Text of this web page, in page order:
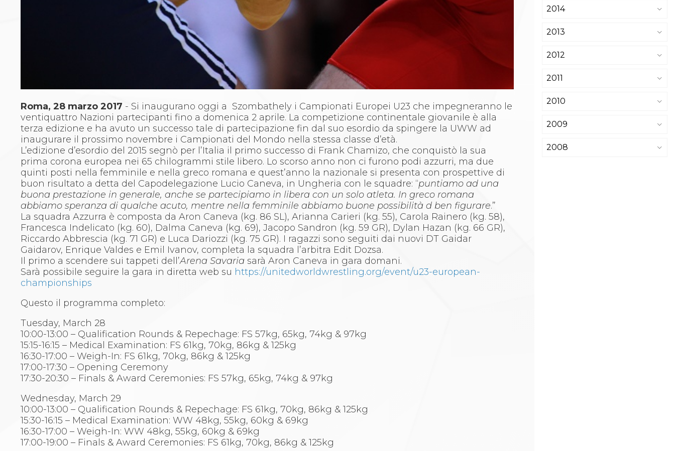
Cerca Società Sportive
Galleria Fotografica
Video
Partners
Trasparenza
FIJLKAM trasparente
Amministrazione
Avvisi
Gare d’Appalto
Whistleblowing
Judo
La disciplina
News
Attività Didattica
Gare e Risultati
Albi Federali
Arbitri
News
Attività Didattica
Albi Federali
Karate
La disciplina
News
Gare e Risultati
Albi Federali
Arti marziali
Aikido
Ju Jitsu
Sumo
Roma, 28 marzo 2017 - Si inaugurano oggi a Szombathely i Campionati Europei U23 che impegneranno le
ventiquattro Nazioni partecipanti fino a domenica 2 aprile. La competizione continentale giovanile è alla
terza edizione e ha avuto un successo tale di partecipazione fin dal suo esordio da spingere la UWW ad
inaugurare il prossimo novembre i Campionati del Mondo nella stessa classe d’età.
L’edizione d’esordio del 2015 segnò per l’Italia il primo successo di Frank Chamizo, che conquistò la sua
prima corona europea nei 65 chilogrammi stile libero. Lo scorso anno non ci furono podi azzurri, ma due
quinti posti nella femminile e nella greco romana e quest’anno la nazionale si presenta con prospettive di
buon risultato a detta del Capodelegazione Lucio Caneva, in Ungheria con le squadre: “puntiamo ad una
buona prestazione in generale, anche se partecipiamo in libera con un solo atleta. In greco romana
abbiamo speranza di qualche acuto, mentre nella femminile abbiamo buone possibilità d ben figurare.”
La squadra Azzurra è composta da Aron Caneva (kg. 86 SL), Arianna Carieri (kg. 55), Carola Rainero (kg. 58),
Francesca Indelicato (kg. 60), Dalma Caneva (kg. 69), Jacopo Sandron (kg. 59 GR), Dylan Hazan (kg. 66 GR),
Riccardo Abbrescia (kg. 71 GR) e Luca Dariozzi (kg. 75 GR). I ragazzi sono seguiti dai nuovi DT Gaidar
Gaidarov, Enrique Valdes e Emil Ivanov, completa la squadra l’arbitra Edit Dozsa.
Il primo a scendere sui tappeti dell’Arena Savaria sarà Aron Caneva in gara domani.
Sarà possibile seguire la gara in diretta web su https://unitedworldwrestling.org/event/u23-european-
championships
Questo il programma completo:
Tuesday, March 28
10:00-13:00 – Qualification Rounds & Repechage: FS 57kg, 65kg, 74kg & 97kg
15:15-16:15 – Medical Examination: FS 61kg, 70kg, 86kg & 125kg
16:30-17:00 – Weigh-In: FS 61kg, 70kg, 86kg & 125kg
17:00-17:30 – Opening Ceremony
17:30-20:30 – Finals & Award Ceremonies: FS 57kg, 65kg, 74kg & 97kg
Wednesday, March 29
10:00-13:00 – Qualification Rounds & Repechage: FS 61kg, 70kg, 86kg & 125kg
15:30-16:15 – Medical Examination: WW 48kg, 55kg, 60kg & 69kg
16:30-17:00 – Weigh-In: WW 48kg, 55kg, 60kg & 69kg
17:00-19:00 – Finals & Award Ceremonies: FS 61kg, 70kg, 86kg & 125kg
2014
2013
2012
2011
2010
2009
2008